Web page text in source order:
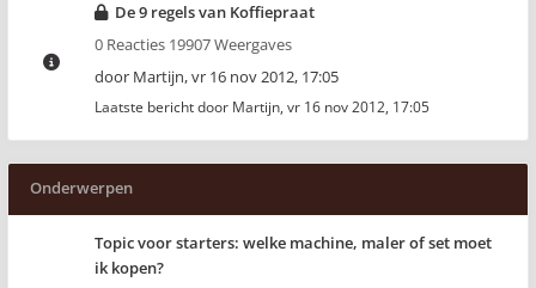
De 9 regels van Koffiepraat
0 Reacties 19907 Weergaves
door Martijn,vr 16 nov 2012, 17:05
Laatste bericht door Martijn, vr 16 nov 2012, 17:05
Onderwerpen
Topic voor starters: welke machine, maler of set moet
ik kopen?